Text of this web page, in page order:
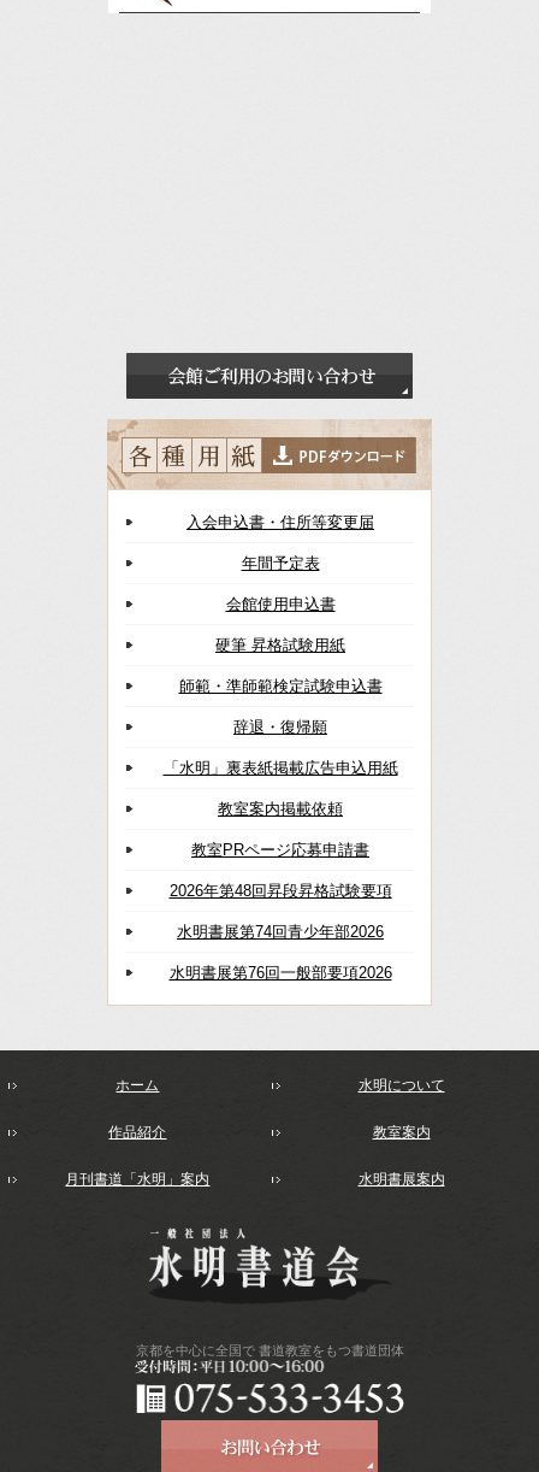
入会申込書・住所等変更届
年間予定表
会館使用申込書
硬筆 昇格試験用紙
師範・準師範検定試験申込書
辞退・復帰願
「水明」裏表紙掲載広告申込用紙
教室案内掲載依頼
教室PRページ応募申請書
2026年第48回昇段昇格試験要項
水明書展第74回青少年部2026
水明書展第76回一般部要項2026
ホーム 水明について
作品紹介 教室案内
月刊書道「水明」案内 水明書展案内
京都を中心に全国で書道教室をもつ書道団体